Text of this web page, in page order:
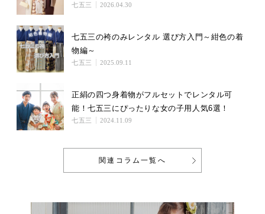
七五三 2026.04.30
七五三の袴のみレンタル 選び方入門～紺色の着
物編～
七五三 2025.09.11
正絹の四つ身着物がフルセットでレンタル可
能！七五三にぴったりな女の子用人気6選！
七五三 2024.11.09
関連コラム一覧へ